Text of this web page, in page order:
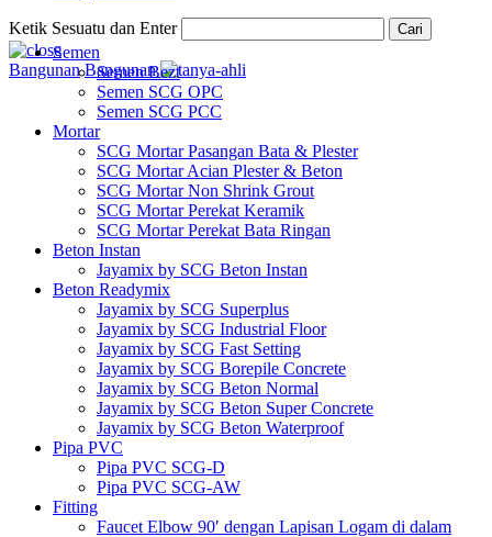
Ketik Sesuatu dan Enter Cari
Bangunan Bangunan
Semen
Semen Bezt
Semen SCG OPC
Semen SCG PCC
Mortar
SCG Mortar Pasangan Bata & Plester
SCG Mortar Acian Plester & Beton
SCG Mortar Non Shrink Grout
SCG Mortar Perekat Keramik
SCG Mortar Perekat Bata Ringan
Beton Instan
Jayamix by SCG Beton Instan
Beton Readymix
Jayamix by SCG Superplus
Jayamix by SCG Industrial Floor
Jayamix by SCG Fast Setting
Jayamix by SCG Borepile Concrete
Jayamix by SCG Beton Normal
Jayamix by SCG Beton Super Concrete
Jayamix by SCG Beton Waterproof
Pipa PVC
Pipa PVC SCG-D
Pipa PVC SCG-AW
Fitting
Faucet Elbow 90′ dengan Lapisan Logam di dalam